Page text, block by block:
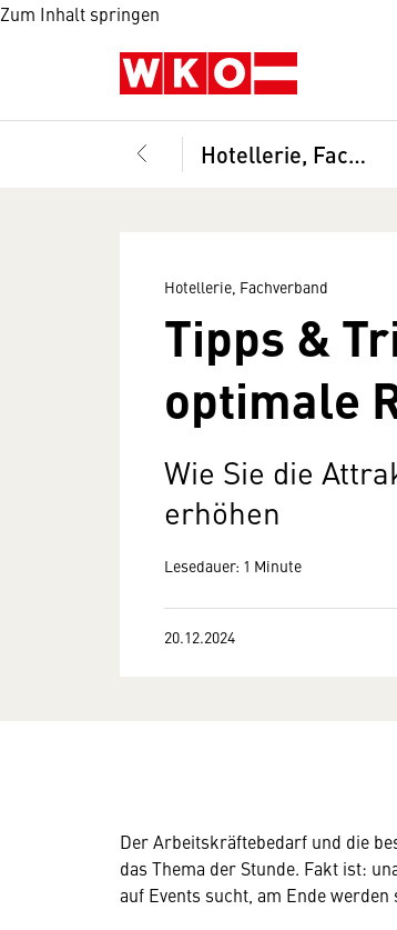
Zum Inhalt springen
Hotellerie, Fachverband
Hotellerie, Fachverband
Tipps &
optimale
Wie Sie die
erhöhen
Lesedauer: 1 Minute
20.12.2024
Der Arbeitskräftebedarf und die
das Thema der Stunde. Fakt ist:
auf Events sucht, am Ende